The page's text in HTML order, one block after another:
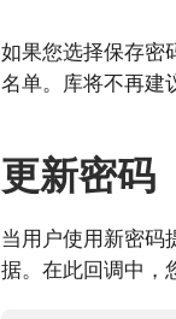
如果您选择保存密
名单。库将不再建
更新密码
当用户使用新密码
据。在此回调中，